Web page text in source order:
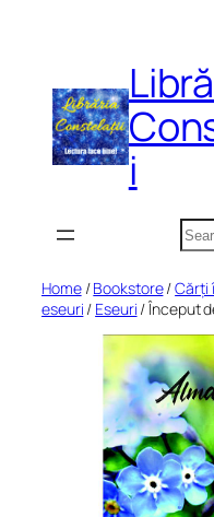
i
Home/Bookstore/Cărți
eseuri / Eseuri / Început